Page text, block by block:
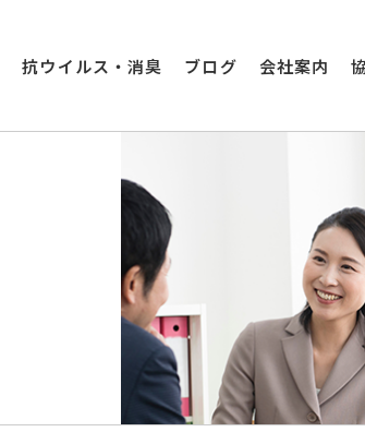
抗ウイルス・消臭 ブログ 会社案内